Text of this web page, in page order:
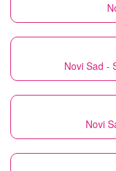
Novi Sad -
Novi